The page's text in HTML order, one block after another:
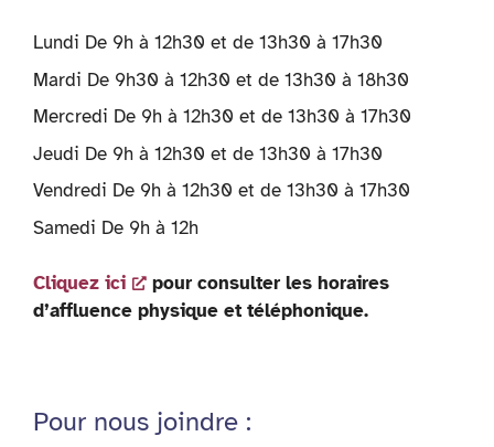
Lundi De 9h à 12h30 et de 13h30 à 17h30
Mardi De 9h30 à 12h30 et de 13h30 à 18h30
Mercredi De 9h à 12h30 et de 13h30 à 17h30
Jeudi De 9h à 12h30 et de 13h30 à 17h30
Vendredi De 9h à 12h30 et de 13h30 à 17h30
Samedi De 9h à 12h
Cliquez ici
pour consulter les horaires
d’affluence physique et téléphonique.
Pour nous joindre :